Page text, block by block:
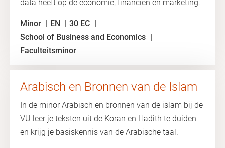
data heeft op de economie, financiën en marketing.
Minor EN
30 EC
School of Business and Economics
Faculteitsminor
Arabisch en Bronnen van de Islam
In de minor Arabisch en bronnen van de islam bij de
VU leer je teksten uit de Koran en Hadith te duiden
en krijg je basiskennis van de Arabische taal.